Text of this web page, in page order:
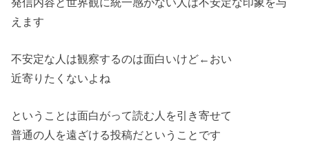
えます
不安定な人は観察するのは面白いけど←おい
近寄りたくないよね
ということは面白がって読む人を引き寄せて
普通の人を遠ざける投稿だということです